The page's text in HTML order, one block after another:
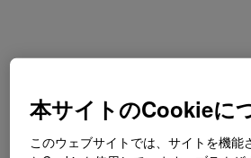
本サイトのCookieに
このウェブサイトでは、サイトを機能